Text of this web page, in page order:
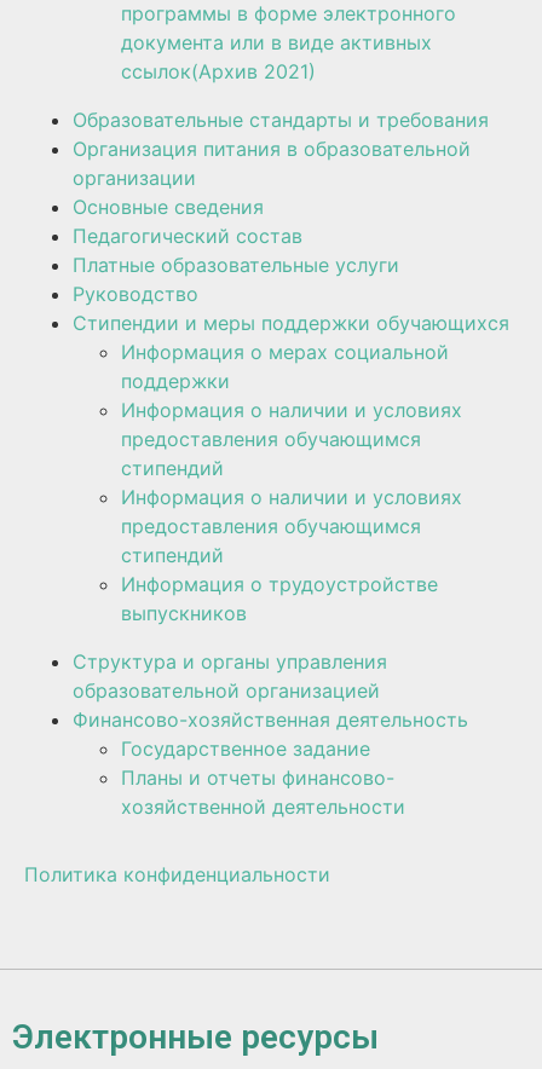
программы в форме электронного
документа или в виде активных
ссылок(Архив 2021)
Образовательные стандарты и требования
Организация питания в образовательной
организации
Основные сведения
Педагогический состав
Платные образовательные услуги
Руководство
Стипендии и меры поддержки обучающихся
Информация о мерах социальной
поддержки
Информация о наличии и условиях
предоставления обучающимся
стипендий
Информация о наличии и условиях
предоставления обучающимся
стипендий
Информация о трудоустройстве
выпускников
Структура и органы управления
образовательной организацией
Финансово-хозяйственная деятельность
Государственное задание
Планы и отчеты финансово-
хозяйственной деятельности
Политика конфиденциальности
Электронные ресурсы